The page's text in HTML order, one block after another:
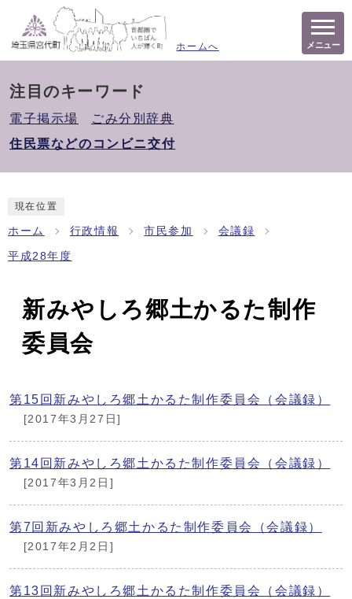
ホームへ メニュー
注目のキーワード
電子掲示場
ごみ分別辞典
住民票などのコンビニ交付
現在位置
ホーム 行政情報 市民参加 会議録
平成28年度
新みやしろ郷土かるた制作
委員会
第15回新みやしろ郷土かるた制作委員会（会議録）
[2017年3月27日]
第14回新みやしろ郷土かるた制作委員会（会議録）
[2017年3月2日]
第7回新みやしろ郷土かるた制作委員会（会議録）
[2017年2月2日]
第13回新みやしろ郷土かるた制作委員会（会議録）